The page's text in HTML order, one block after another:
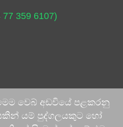
359 6107)
මෙම වෙබ් අඩවියේ පළකරනු
යම් පුද්ගලයකුට හෝ